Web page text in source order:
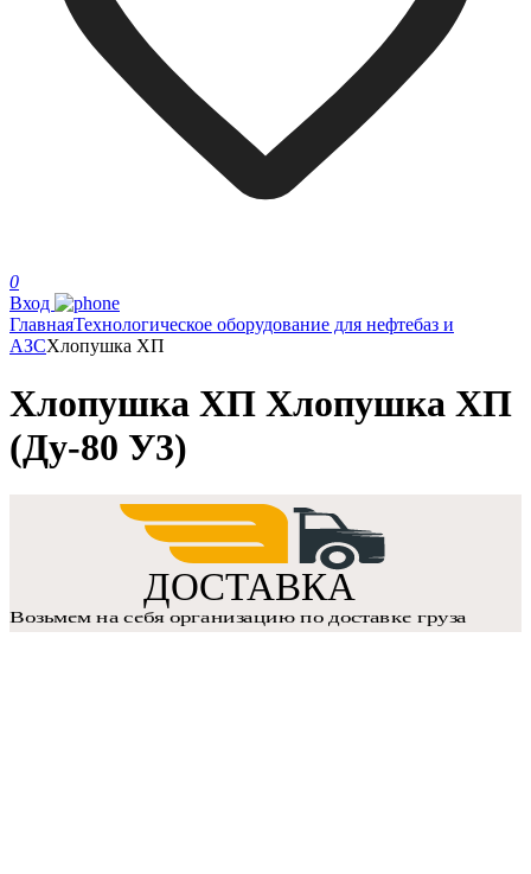
0
Вход
ГлавнаяТехнологическое оборудование для нефтебаз и
АЗСХлопушка ХП
Хлопушка ХП Хлопушка ХП
(Ду-80 У3)